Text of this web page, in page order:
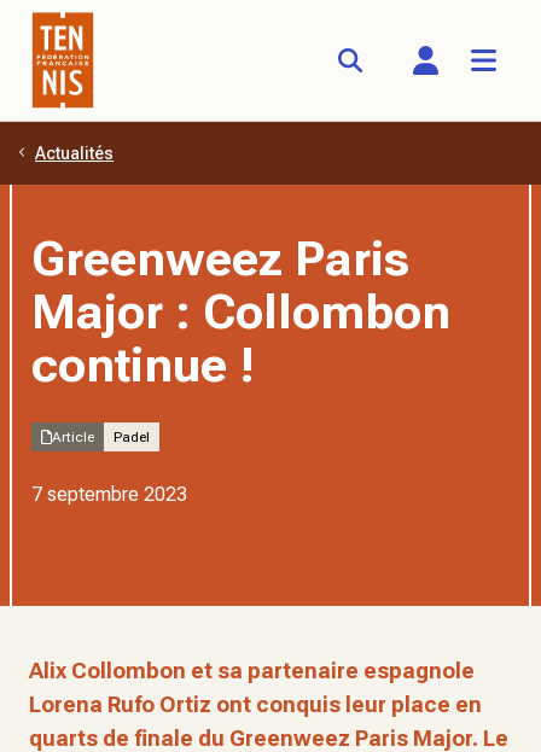
Aller au contenu principal
Actualités
Greenweez Paris
Major : Collombon
continue !
Article Padel
7 septembre 2023
Alix Collombon et sa partenaire espagnole
Lorena Rufo Ortiz ont conquis leur place en
quarts de finale du Greenweez Paris Major. Le